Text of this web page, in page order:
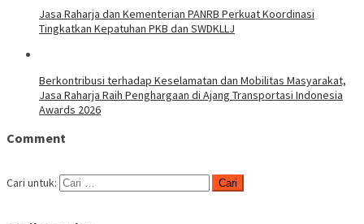
Jasa Raharja dan Kementerian PANRB Perkuat Koordinasi
Tingkatkan Kepatuhan PKB dan SWDKLLJ
Berkontribusi terhadap Keselamatan dan Mobilitas Masyarakat,
Jasa Raharja Raih Penghargaan di Ajang Transportasi Indonesia
Awards 2026
Comment
Cari untuk: